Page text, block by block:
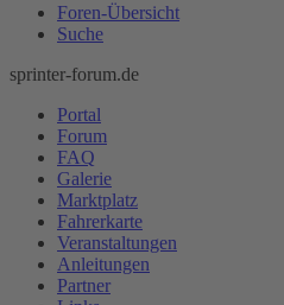
Foren-Übersicht
Suche
sprinter-forum.de
Portal
Forum
FAQ
Galerie
Marktplatz
Fahrerkarte
Veranstaltungen
Anleitungen
Partner